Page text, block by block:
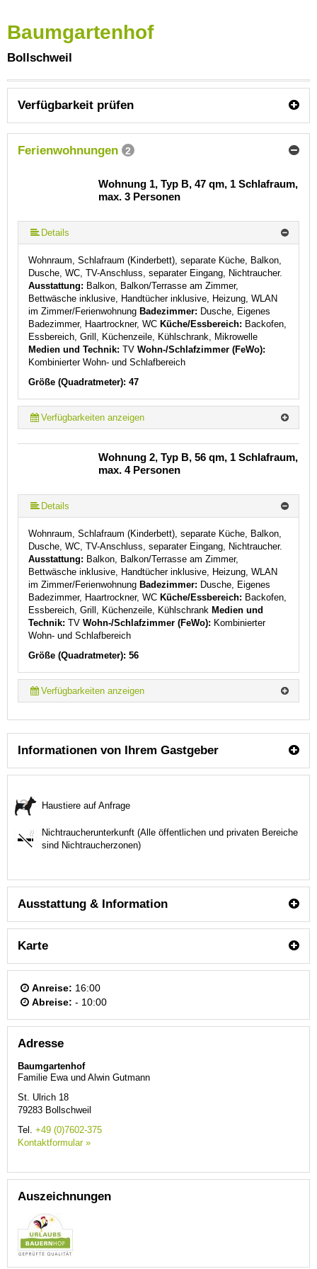
Baumgartenhof
Bollschweil
Verfügbarkeit prüfen
Ferienwohnungen 2
Wohnung 1, Typ B, 47 qm, 1 Schlafraum,
max. 3 Personen
Details
Wohnraum, Schlafraum (Kinderbett), separate Küche, Balkon,
Dusche, WC, TV-Anschluss, separater Eingang, Nichtraucher.
Ausstattung: Balkon, Balkon/Terrasse am Zimmer,
Bettwäsche inklusive, Handtücher inklusive, Heizung, WLAN
im Zimmer/Ferienwohnung Badezimmer: Dusche, Eigenes
Badezimmer, Haartrockner, WC Küche/Essbereich: Backofen,
Essbereich, Grill, Küchenzeile, Kühlschrank, Mikrowelle
Medien und Technik: TV Wohn-/Schlafzimmer (FeWo):
Kombinierter Wohn- und Schlafbereich
Größe (Quadratmeter): 47
Verfügbarkeiten anzeigen
Wohnung 2, Typ B, 56 qm, 1 Schlafraum,
max. 4 Personen
Details
Wohnraum, Schlafraum (Kinderbett), separate Küche, Balkon,
Dusche, WC, TV-Anschluss, separater Eingang, Nichtraucher.
Ausstattung: Balkon, Balkon/Terrasse am Zimmer,
Bettwäsche inklusive, Handtücher inklusive, Heizung, WLAN
im Zimmer/Ferienwohnung Badezimmer: Dusche, Eigenes
Badezimmer, Haartrockner, WC Küche/Essbereich: Backofen,
Essbereich, Grill, Küchenzeile, Kühlschrank Medien und
Technik: TV Wohn-/Schlafzimmer (FeWo): Kombinierter
Wohn- und Schlafbereich
Größe (Quadratmeter): 56
Verfügbarkeiten anzeigen
Informationen von Ihrem Gastgeber
Haustiere auf Anfrage
Nichtraucherunterkunft (Alle öffentlichen und privaten Bereiche
sind Nichtraucherzonen)
Ausstattung & Information
Karte
Anreise: 16:00
Abreise: - 10:00
Adresse
Baumgartenhof
Familie Ewa und Alwin Gutmann
St. Ulrich 18
79283 Bollschweil
Tel. +49 (0)7602-375
Kontaktformular »
Auszeichnungen